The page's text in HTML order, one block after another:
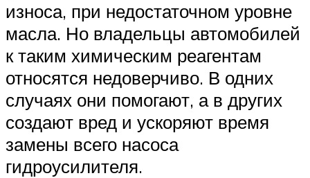
износа, при недостаточном уровне
масла. Но владельцы автомобилей
к таким химическим реагентам
относятся недоверчиво. В одних
случаях они помогают, а в других
создают вред и ускоряют время
замены всего насоса
гидроусилителя.